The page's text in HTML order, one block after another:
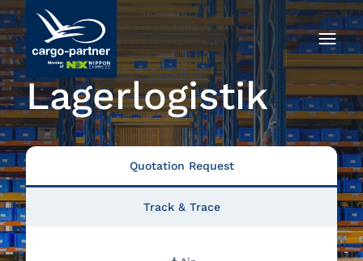
Lagerlogistik
Quotation Request
Track & Trace